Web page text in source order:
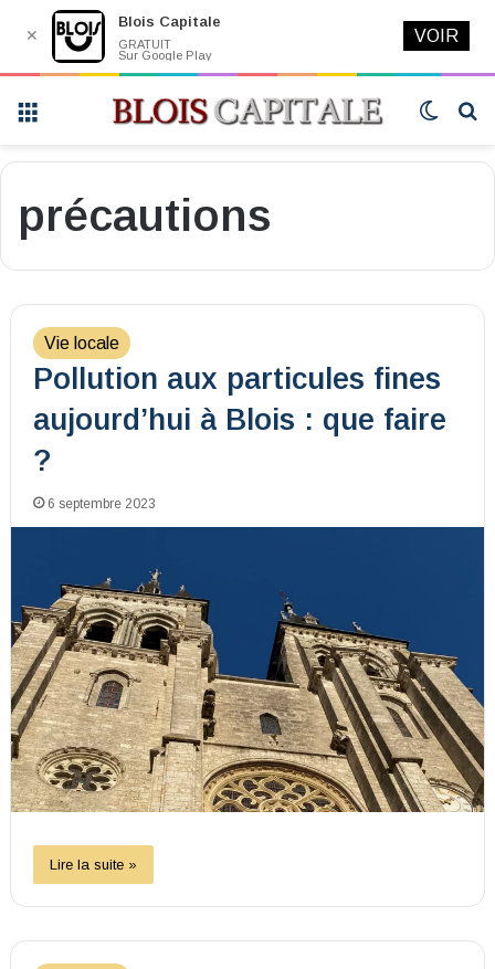
Switch
précautions
Vie locale
Pollution aux particules fines
aujourd’hui à Blois : que faire
?
6 septembre 2023
Lire la suite »
✕
Blois Capitale
GRATUIT
Sur Google Play
VOIR